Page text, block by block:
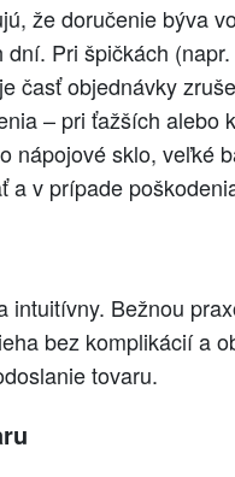
že doručenie býva
Pri špičkách
časť objednávky
– pri ťažších
nápojové sklo, veľké
a v prípade
intuitívny. Bežnou
bez komplikácií a
tovaru.